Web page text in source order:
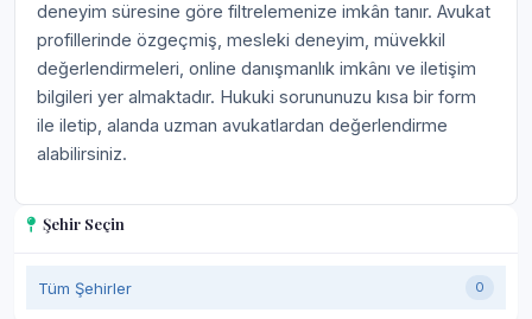
Şehir Seçin
Tüm Şehirler 0
deneyim süresine göre filtrelemenize imkân tanır. Avukat
profillerinde özgeçmiş, mesleki deneyim, müvekkil
değerlendirmeleri, online danışmanlık imkânı ve iletişim
bilgileri yer almaktadır. Hukuki sorununuzu kısa bir form
ile iletip, alanda uzman avukatlardan değerlendirme
alabilirsiniz.